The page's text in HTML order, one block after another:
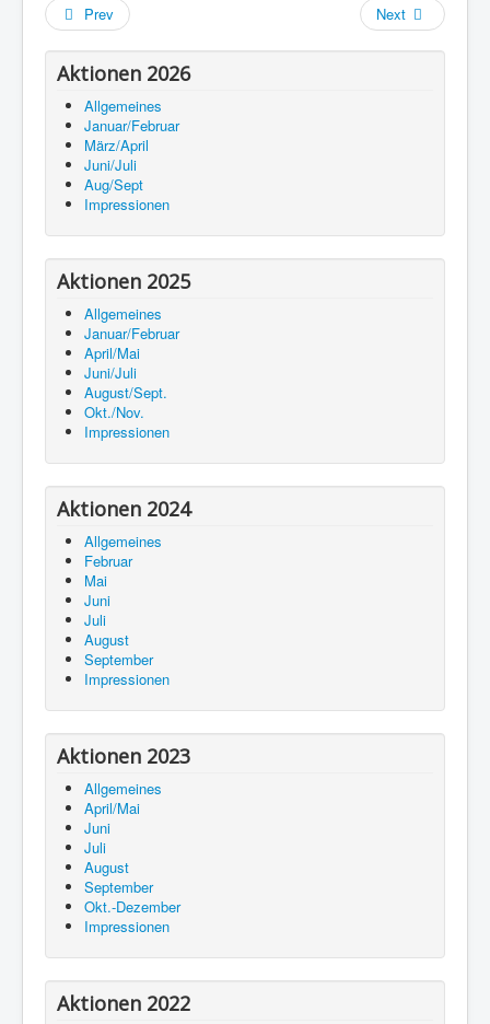
Prev Next
Aktionen 2026
Allgemeines
Januar/Februar
März/April
Juni/Juli
Aug/Sept
Impressionen
Aktionen 2025
Allgemeines
Januar/Februar
April/Mai
Juni/Juli
August/Sept.
Okt./Nov.
Impressionen
Aktionen 2024
Allgemeines
Februar
Mai
Juni
Juli
August
September
Impressionen
Aktionen 2023
Allgemeines
April/Mai
Juni
Juli
August
September
Okt.-Dezember
Impressionen
Aktionen 2022